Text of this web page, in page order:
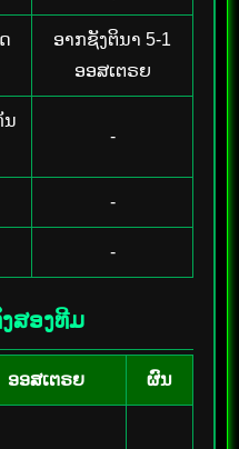
ອາກຊັງຕິນາ 5-1
ອອສເຕຣຍ
ນ
-
-
-
ສອງທີມ
ອອສເຕຣຍ ຜົນ